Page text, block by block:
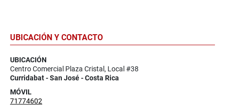
UBICACIÓN Y CONTACTO
UBICACIÓN
Centro Comercial Plaza Cristal, Local #38
Curridabat - San José - Costa Rica
MÓVIL
71774602